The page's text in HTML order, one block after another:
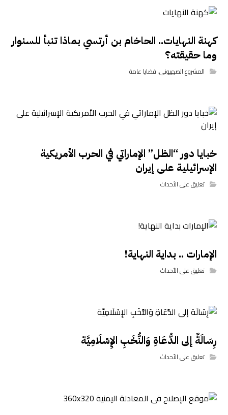
كهنة النهايات.. الحاخام بن أرتسي بماذا تنبأ للسنوار
وما حقيقته؟
المشروع الصهيوني,قضايا عامة
خبايا دور “الظل” الإماراتي في الحرب الأمريكية
الإسرائيلية على إيران
تعليق على الأحداث
الإمارات .. بداية النهاية!
تعليق على الأحداث
رِسَالَةٌ إلى الدُّعَاةِ وَالنُّخَبِ الإِسْلَامِيَّة
تعليق على الأحداث